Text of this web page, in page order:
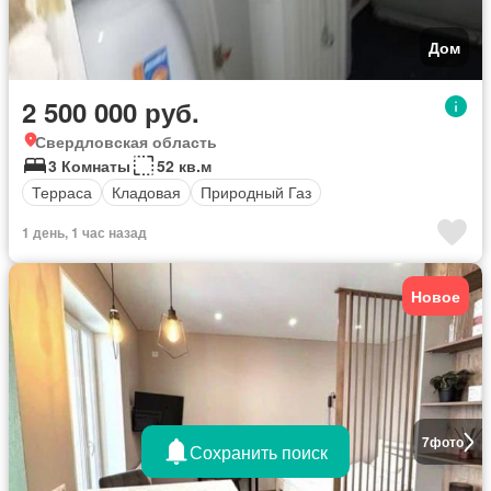
Дом
2 500 000 руб.
Свердловская область
3 Комнаты
52 кв.м
Терраса
Кладовая Природный Газ
1 день, 1 час назад
7фото
Новое
Сохранить поиск